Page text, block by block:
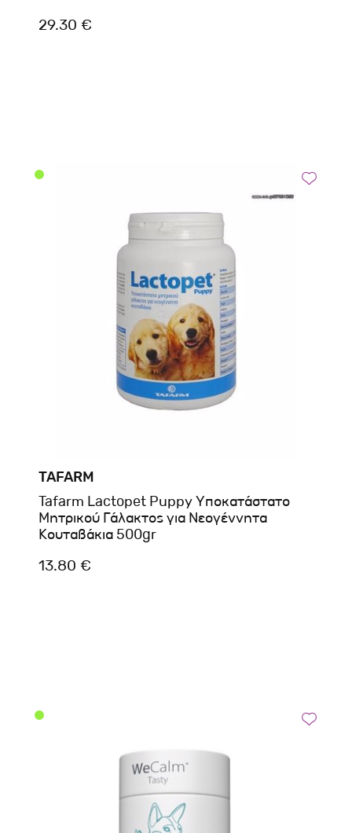
29.30 €
TAFARM
Tafarm Lactopet Puppy Υποκατάστατο
Μητρικού Γάλακτος για Νεογέννητα
Κουταβάκια 500gr
13.80 €